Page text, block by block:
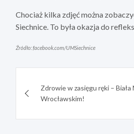
Chociaż kilka zdjęć można
Siechnice. To była okazja do
Źródło: facebook.com/UMSiechnice
wpisuZdrowie w zasięgu ręki –
Wrocławskim!